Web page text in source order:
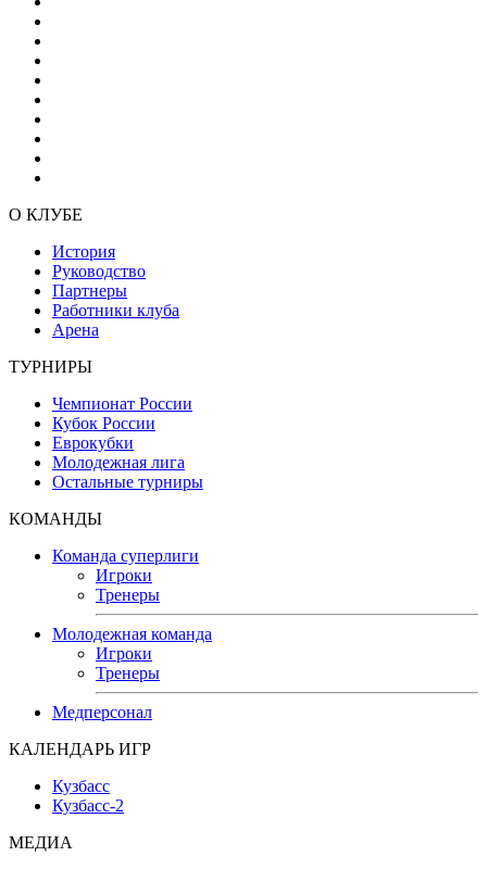
О КЛУБЕ
История
Руководство
Партнеры
Работники клуба
Арена
ТУРНИРЫ
Чемпионат России
Кубок России
Еврокубки
Молодежная лига
Остальные турниры
КОМАНДЫ
Команда суперлиги
Игроки
Тренеры
Молодежная команда
Игроки
Тренеры
Медперсонал
КАЛЕНДАРЬ ИГР
Кузбасс
Кузбасс-2
МЕДИА